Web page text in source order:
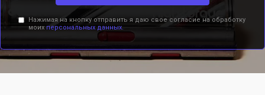
Нажимая на кнопку отправить я даю свое согласие на обработку
моих персональных данных.